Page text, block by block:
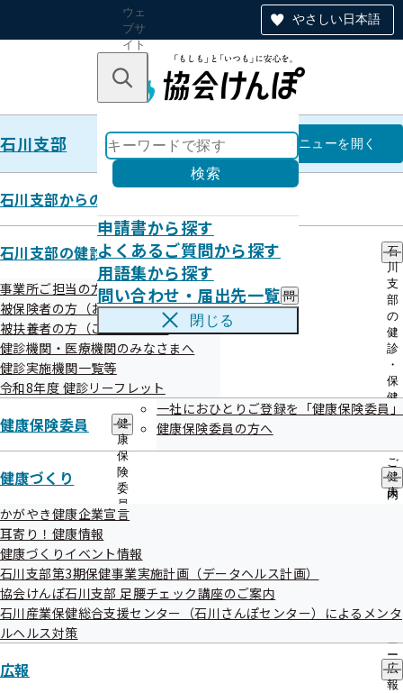
やさしい日本語
ウェ
ブサ
イト
のナ
ン
キーワードで探す
検索
申請書から探す
よくあるご質問から探す
用語集から探す
問い合わせ・届出先一覧 問
い
出
ー
閉じる
石川支部 石川支部
メニューを開く
石川支部からのお知らせ
石川支部の健診・保健指導のご案内
石
川
支
部
の
健
診
・
保
健
指
ご
案
内
ー
事業所ご担当の方へ
被保険者の方（お勤めのご本人様）へ
被扶養者の方（ご家族様）へ
健診機関・医療機関のみなさまへ
健診実施機関一覧等
令和8年度 健診リーフレット
健康保険委員
健
康
保
険
委
員
の
ブ
メ
ニ
ュ
ー
一社におひとりご登録を「健康保険委員」
健康保険委員の方へ
健康づくり
健
康
メ
ニ
ー
かがやき健康企業宣言
耳寄り！健康情報
健康づくりイベント情報
石川支部第3期保健事業実施計画（データヘルス計画）
協会けんぽ石川支部 足腰チェック講座のご案内
石川産業保健総合支援センター（石川さんぽセンター）によるメンタ
ルヘルス対策
広報
広
報
知ってほしい《糖尿病》の恐ろし
さ
平成29年06月30日
糖尿病ってどんな病気？
血液中に含まれる糖分（ブドウ糖）のことを血糖といい、血
糖の量（血糖値）は、インスリンというホルモンの働きに
よって調節されます。
食後は、血糖値が上昇しますが、通常はインスリンの働きに
よって血糖値は下がります。しかし、何らかの原因でインス
リンの分泌が低下したり、分泌されたインスリンがうまく働
かなかったりすると、食事からとったブドウ糖がうまく処理